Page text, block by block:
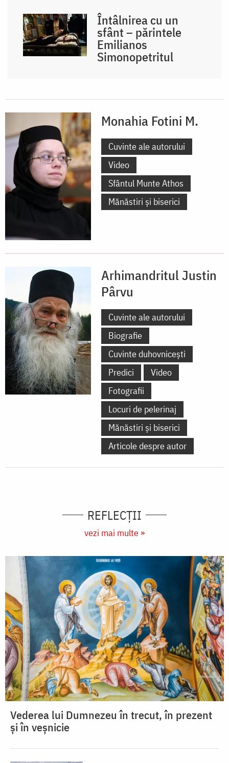
Întâlnirea cu un
sfânt – părintele
Emilianos
Simonopetritul
Monahia Fotini M.
Cuvinte ale autorului
Video
Sfântul Munte Athos
Mănăstiri și biserici
Arhimandritul Justin
Pârvu
Cuvinte ale autorului
Biografie
Cuvinte duhovnicești
Predici
Video
Fotografii
Locuri de pelerinaj
Mănăstiri și biserici
Articole despre autor
REFLECȚII
vezi mai multe »
Vederea lui Dumnezeu în trecut, în prezent
și în veșnicie